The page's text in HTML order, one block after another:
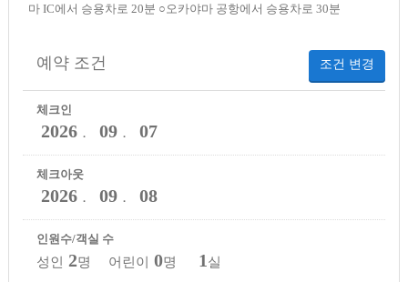
마 IC에서 승용차로 20분 ○오카야마 공항에서 승용차로 30분
조건 변경
예약 조건
체크인
2026． 09． 07
체크아웃
2026． 09． 08
인원수/객실 수
성인 2명 어린이 0명 1 실